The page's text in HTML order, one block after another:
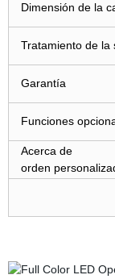
Dimensión de la
Tratamiento de la
Garantía
Funciones
Acerca de
orden